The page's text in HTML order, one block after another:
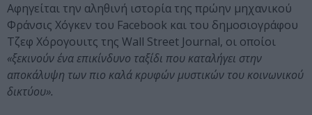
Αφηγείται την αληθινή ιστορία της πρώην μηχανικού
Φράνσις Χόγκεν του Facebook και του δημοσιογράφου
Τζεφ Χόρογουιτς της Wall Street Journal, οι οποίοι
«ξεκινούν ένα επικίνδυνο ταξίδι που καταλήγει στην
αποκάλυψη των πιο καλά κρυφών μυστικών του κοινωνικού
δικτύου».